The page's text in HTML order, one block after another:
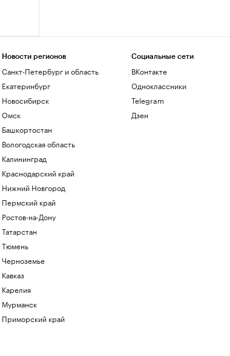
Новости регионов
Санкт-Петербург и область
Екатеринбург
Новосибирск
Омск
Башкортостан
Вологодская область
Калининград
Краснодарский край
Нижний Новгород
Пермский край
Ростов-на-Дону
Татарстан
Тюмень
Черноземье
Кавказ
Карелия
Мурманск
Приморский край
Социальные сети
ВКонтакте
Одноклассники
Telegram
Дзен